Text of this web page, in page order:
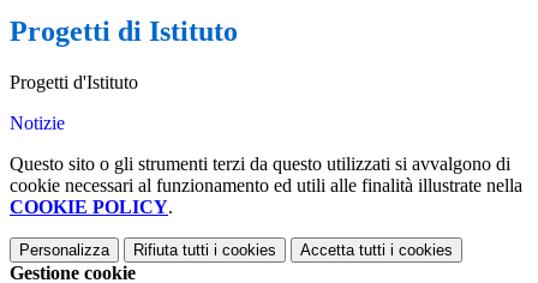
Progetti di Istituto
Progetti d'Istituto
Notizie
Questo sito o gli strumenti terzi da questo utilizzati si avvalgono di
cookie necessari al funzionamento ed utili alle finalità illustrate nella
COOKIE POLICY.
Personalizza Rifiuta tutti i cookies Accetta tutti i cookies
Gestione cookie